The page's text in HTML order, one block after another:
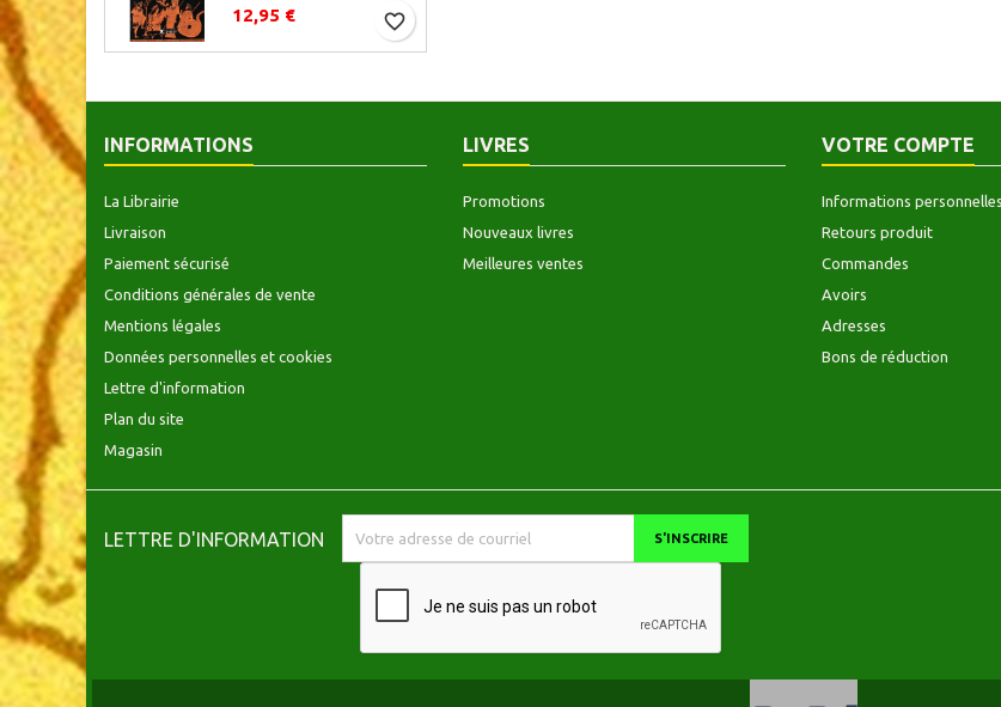
12,95 € favorite_border
INFORMATIONS
La Librairie
Livraison
Paiement sécurisé
Conditions générales de vente
Mentions légales
Données personnelles et cookies
Lettre d'information
Plan du site
Magasin
LIVRES
Promotions
Nouveaux livres
Meilleures ventes
VOTRE COMPTE
Informations personnelles
Retours produit
Commandes
Avoirs
Adresses
Bons de réduction
LETTRE D'INFORMATION